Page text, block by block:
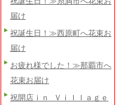
届け
祝誕生日！≫西原町へ花束お
届け
お疲れ様でした！≫那覇市へ
花束お届け
祝開店ｉｎ Ｖｉｌｌａｇｅ